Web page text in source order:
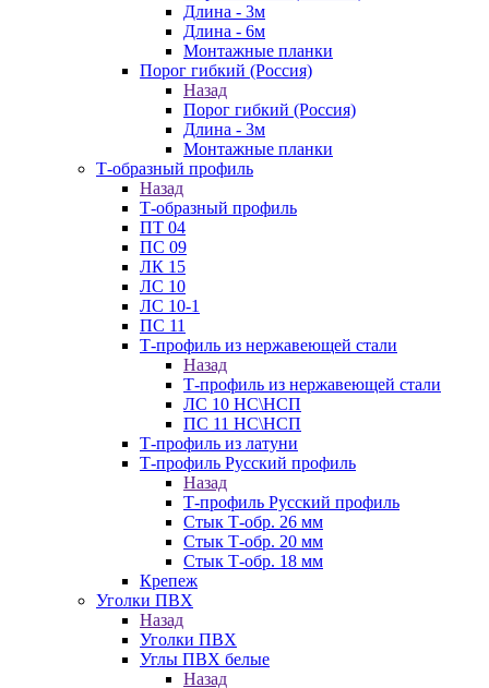
Длина - 3м
Длина - 6м
Монтажные планки
Порог гибкий (Россия)
Назад
Порог гибкий (Россия)
Длина - 3м
Монтажные планки
Т-образный профиль
Назад
Т-образный профиль
ПТ 04
ПС 09
ЛК 15
ЛС 10
ЛС 10-1
ПС 11
Т-профиль из нержавеющей стали
Назад
Т-профиль из нержавеющей стали
ЛС 10 НС\НСП
ПС 11 НС\НСП
Т-профиль из латуни
Т-профиль Русский профиль
Назад
Т-профиль Русский профиль
Стык Т-обр. 26 мм
Стык Т-обр. 20 мм
Стык Т-обр. 18 мм
Крепеж
Уголки ПВХ
Назад
Уголки ПВХ
Углы ПВХ белые
Назад